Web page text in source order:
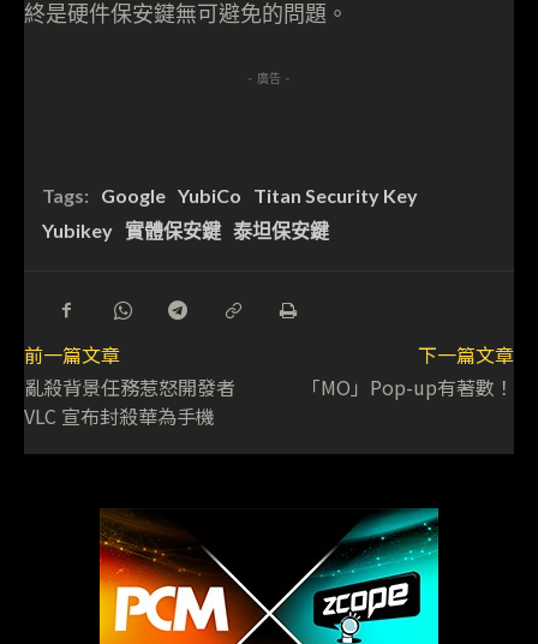
終是硬件保安鍵無可避免的問題。
- 廣告 -
Tags: Google YubiCo
Titan Security Key
Yubikey 實體保安鍵 泰坦保安鍵
前一篇文章
亂殺背景任務惹怒開發者
VLC 宣布封殺華為手機
下一篇文章
「MO」Pop-up有著數！